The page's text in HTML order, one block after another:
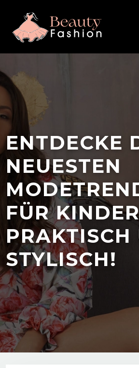
ENTDECKE
NEUESTEN
FÜR
PRAKTISCH
STYLISCH!